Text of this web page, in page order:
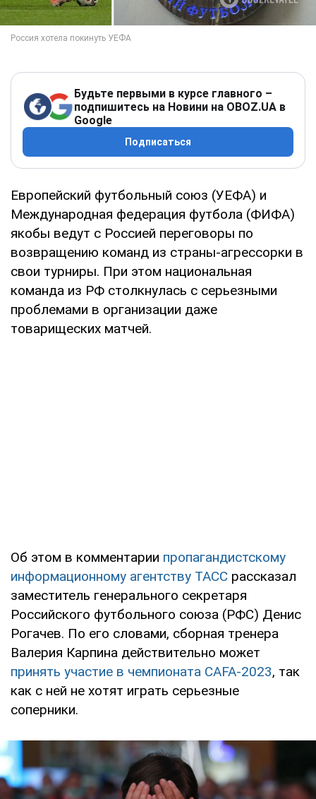
Будьте первыми в курсе главного –
подпишитесь на Новини на OBOZ.UA в
Google
Подписаться
Европейский футбольный союз (УЕФА) и
Международная федерация футбола (ФИФА)
якобы ведут с Россией переговоры по
возвращению команд из страны-агрессорки в
свои турниры. При этом национальная
команда из РФ столкнулась с серьезными
проблемами в организации даже
товарищеских матчей.
Об этом в комментарии пропагандистскому
информационному агентству ТАСС рассказал
заместитель генерального секретаря
Российского футбольного союза (РФС) Денис
Рогачев. По его словами, сборная тренера
Валерия Карпина действительно может
принять участие в чемпионата CAFA-2023, так
как с ней не хотят играть серьезные
соперники.